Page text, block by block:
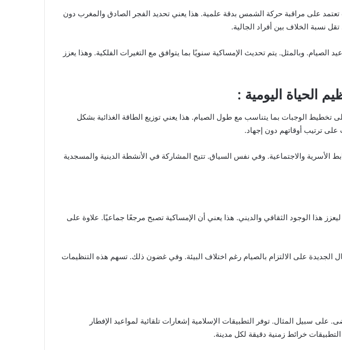
في إعداد امساكية رمضان 2026 السويد. بالتأكيد. حيث تعتمد على مراقبة حركة الشمس بدقة علمية. هذا يعني تحديد الفجر الصادق والمغرب دون
نسبة الخلاف بين أفراد الجالية.
وبالمثل. يتم تحديث الإمساكية سنويًا بما يتوافق مع التغيرات الفلكية. وهذا يعزز
الوجبات بما يتناسب مع طول الصيام. هذا يعني توزيع الطاقة الغذائية بشكل
على ترتيب أوقاتهم دون إجهاد.
الأسرية والاجتماعية. وفي نفس السياق. تتيح المشاركة في الأنشطة الدينية والمسجدية
هذا الوجود الثقافي والديني. هذا يعني أن الإمساكية تصبح مرجعًا جماعيًا. علاوة على
الجديدة على الالتزام بالصيام رغم اختلاف البيئة. وفي غضون ذلك. تسهم هذه التنظيمات
2026 السويد أسهل من أي وقت مضى. على سبيل المثال. توفر التطبيقات الإسلامية إشعارات تلقائية لمواعيد الإفطار
خرائط زمنية دقيقة لكل مدينة.